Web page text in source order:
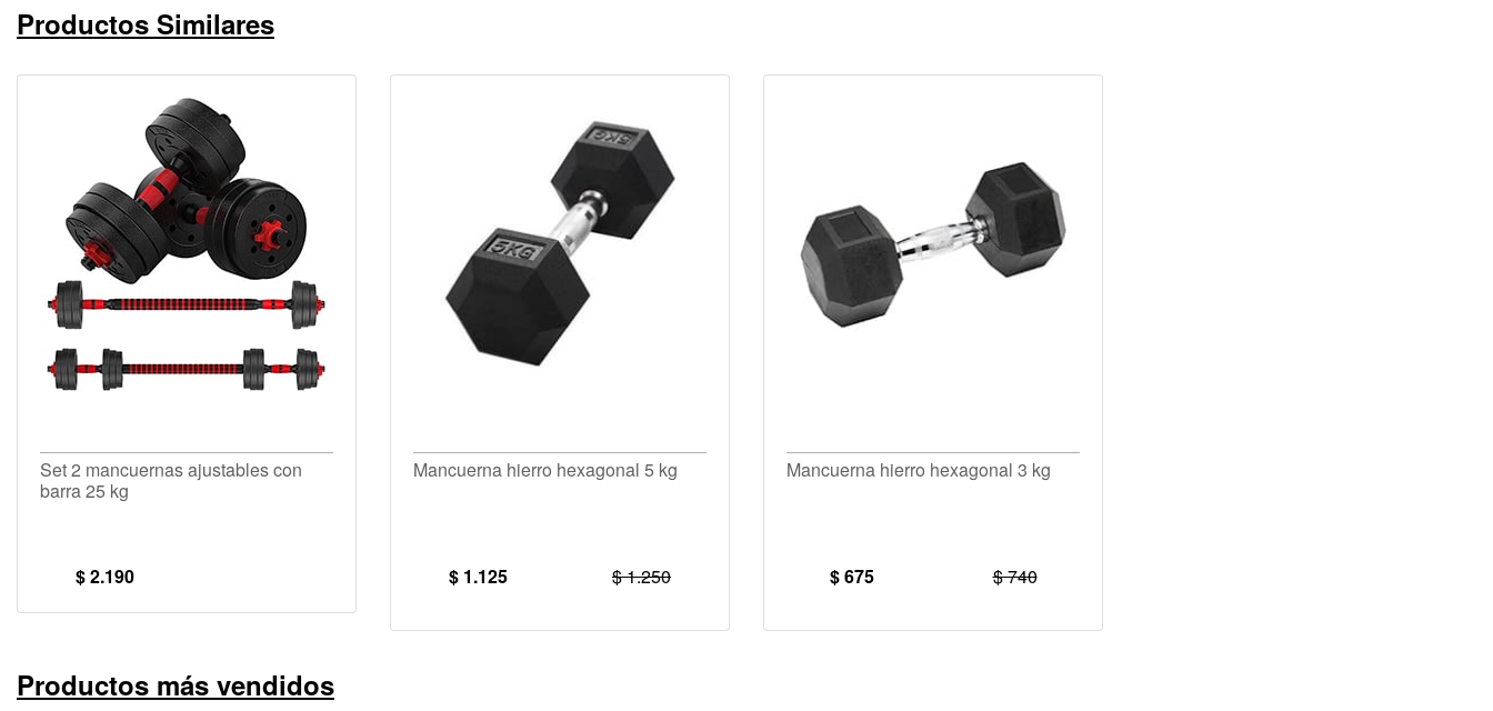
Productos Similares
Set 2 mancuernas ajustables con
barra 25 kg
$ 2.190
Mancuerna hierro hexagonal 5 kg
$ 1.125 $ 1.250
Mancuerna hierro hexagonal 3 kg
$ 675 $ 740
Productos más vendidos